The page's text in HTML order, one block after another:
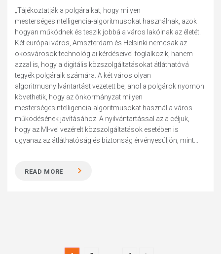
„Tájékoztatják a polgáraikat, hogy milyen
mesterségesintelligencia-algoritmusokat használnak, azok
hogyan működnek és teszik jobbá a város lakóinak az életét.
Két európai város, Amszterdam és Helsinki nemcsak az
okosvárosok technológiai kérdéseivel foglalkozik, hanem
azzal is, hogy a digitális közszolgáltatásokat átláthatóvá
tegyék polgáraik számára. A két város olyan
algoritmusnyilvántartást vezetett be, ahol a polgárok nyomon
követhetik, hogy az önkormányzat milyen
mesterségesintelligencia-algoritmusokat használ a város
működésének javításához. A nyilvántartással az a céljuk,
hogy az MI-vel vezérelt közszolgáltatások esetében is
ugyanaz az átláthatóság és biztonság érvényesüljön, mint...
READ MORE